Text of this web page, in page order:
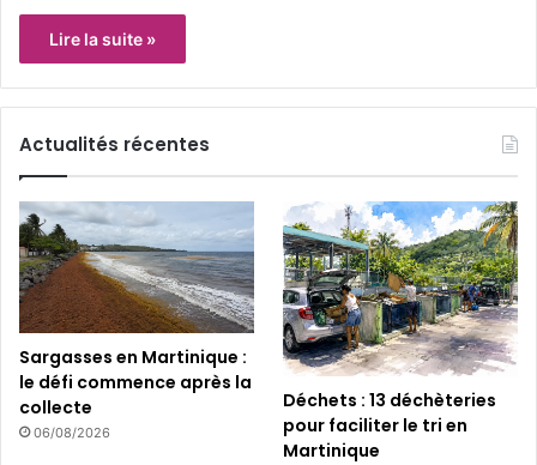
Lire la suite »
Actualités récentes
Sargasses en Martinique :
le défi commence après la
collecte
06/08/2026
Déchets : 13 déchèteries
pour faciliter le tri en
Martinique